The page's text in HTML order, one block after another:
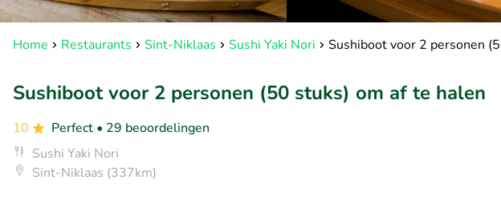
Home Restaurants Sint-Niklaas Sushi Yaki Nori Sushiboot voor 2 personen
Sushiboot voor 2 personen (50 stuks) om af te halen
10 Perfect • 29 beoordelingen
Sushi Yaki Nori
Sint-Niklaas (337km)